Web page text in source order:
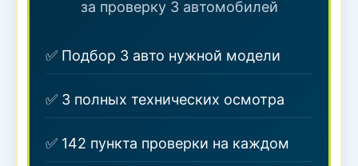
за проверку 3 автомобилей
✅ Подбор 3 авто нужной модели
✅ 3 полных технических осмотра
✅ 142 пункта проверки на каждом